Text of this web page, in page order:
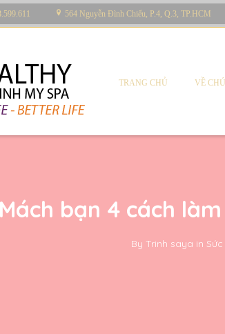
564 Nguyễn Đình Chiểu, P.4, Q.3, TP.HCM
TRANG CHỦ VỀ
Mách bạn 4 cách
By Trinh saya in